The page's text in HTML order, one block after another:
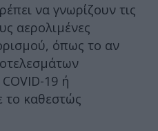
να γνωρίζουν τις
αερολιμένες
όπως το αν
19 ή
το καθεστώς